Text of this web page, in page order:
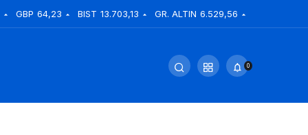
GBP 64,23 BIST 13.703,13 GR. ALTIN 6.529,56
0